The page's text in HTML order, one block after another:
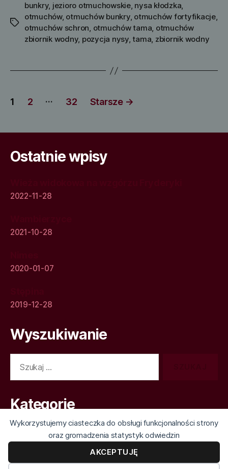
Wykorzystujemy ciasteczka do obsługi funkcjonalności strony
oraz gromadzenia statystyk odwiedzin
AKCEPTUJĘ
Tagi
bunkry, jezioro otmuchowskie, nysa kłodzka,
otmuchów, otmuchów bunkry, otmuchów fortyfikacje,
otmuchów schron, otmuchów tama, otmuchów
zbiornik wodny, pozycja nysy,tama, zbiornik wodny
Stronicowanie
1 2 … 32 Starsze →
Ostatnie wpisy
2022-11-28
2021-10-28
2020-01-07
2019-12-28
Wyszukiwanie
Kategorie
Kategorie